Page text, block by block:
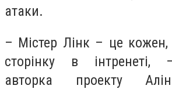
атаки.
– Містер Лінк – це
сторінку в інтренеті,
авторка проекту